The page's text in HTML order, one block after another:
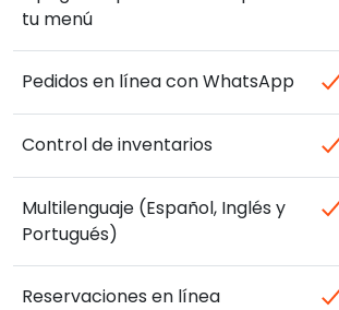
tu menú
Pedidos en línea con WhatsApp
Control de inventarios
Multilenguaje (Español, Inglés y
Portugués)
Reservaciones en línea